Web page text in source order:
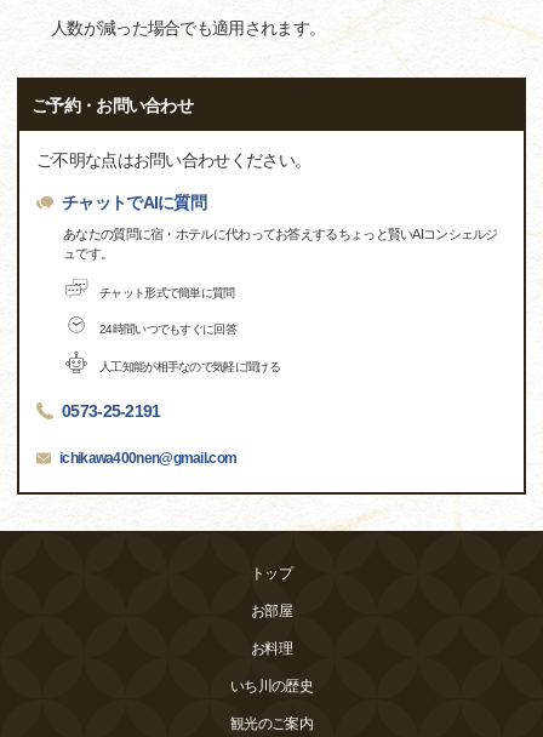
人数が減った場合でも適用されます。
ご予約・お問い合わせ
ご不明な点はお問い合わせください。
チャットでAIに質問
あなたの質問に宿・ホテルに代わってお答えするちょっと賢いAIコンシェルジ
ュです。
チャット形式で簡単に質問
24時間いつでもすぐに回答
人工知能が相手なので気軽に聞ける
0573-25-2191
ichikawa400nen@gmail.com
トップ
お部屋
お料理
いち川の歴史
観光のご案内